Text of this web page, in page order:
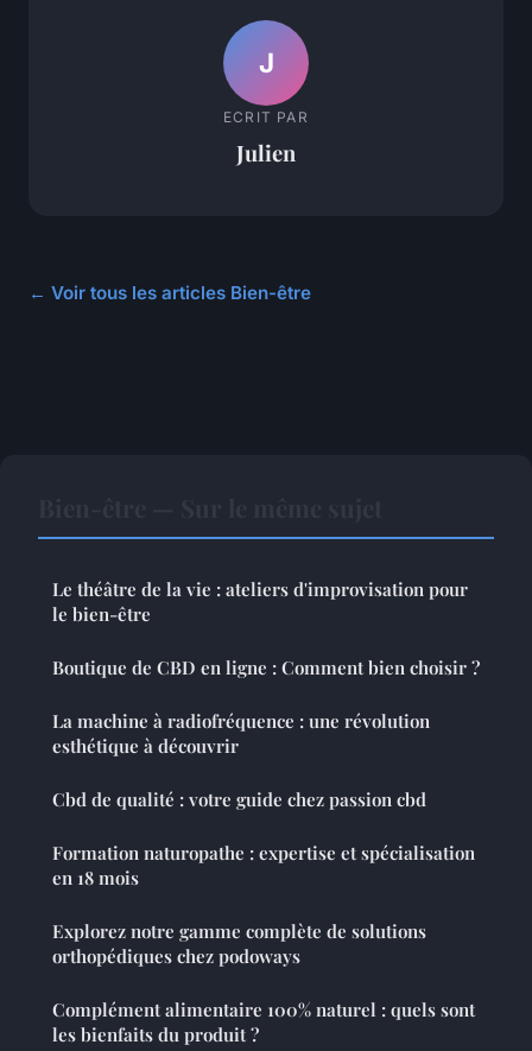
J
ECRIT PAR
Julien
← Voir tous les articles Bien-être
Le théâtre de la vie : ateliers d'improvisation pour
le bien-être
Boutique de CBD en ligne : Comment bien choisir ?
La machine à radiofréquence : une révolution
esthétique à découvrir
Cbd de qualité : votre guide chez passion cbd
Formation naturopathe : expertise et spécialisation
en 18 mois
Explorez notre gamme complète de solutions
orthopédiques chez podoways
Complément alimentaire 100% naturel : quels sont
les bienfaits du produit ?